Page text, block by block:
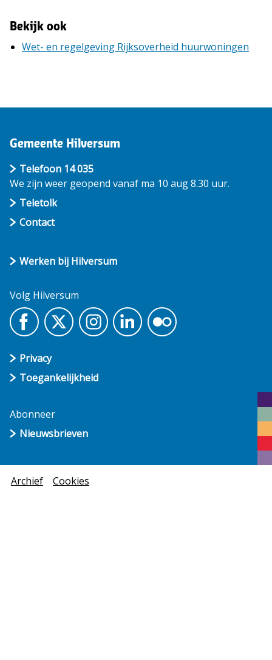
Bekijk ook
Wet- en regelgeving Rijksoverheid huurwoningen
Gemeente Hilversum
Telefoon 14 035
We zijn weer geopend vanaf ma 10 aug 8.30 uur.
Teletolk
Contact
Werken bij Hilversum
Volg Hilversum
Privacy
Toegankelijkheid
Abonneer
Nieuwsbrieven
Archief Cookies